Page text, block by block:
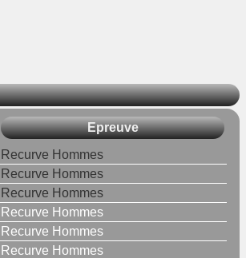
Epreuve
Recurve Hommes
Recurve Hommes
Recurve Hommes
Recurve Hommes
Recurve Hommes
Recurve Hommes